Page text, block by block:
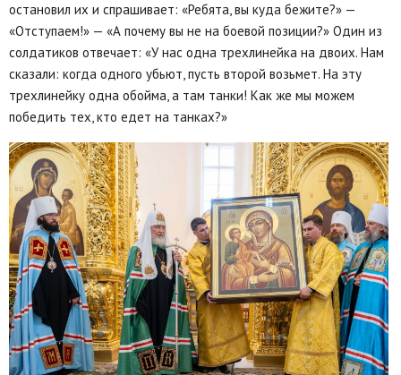
остановил их и спрашивает: «Ребята, вы куда бежите?» —
«Отступаем!» — «А почему вы не на боевой позиции?» Один из
солдатиков отвечает: «У нас одна трехлинейка на двоих. Нам
сказали: когда одного убьют, пусть второй возьмет. На эту
трехлинейку одна обойма, а там танки! Как же мы можем
победить тех, кто едет на танках?»